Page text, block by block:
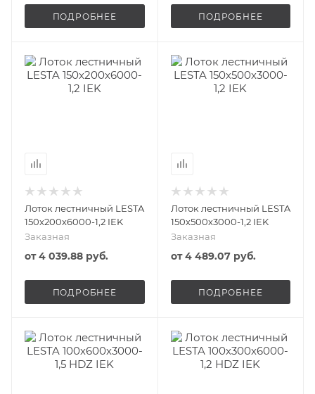
ПОДРОБНЕЕ ПОДРОБНЕЕ
Лоток лестничный LESTA
150х200х6000-1,2 IEK
Заказная
от4 039.88 руб.
ПОДРОБНЕЕ
Лоток лестничный LESTA
150х500х3000-1,2 IEK
Заказная
от4 489.07 руб.
ПОДРОБНЕЕ